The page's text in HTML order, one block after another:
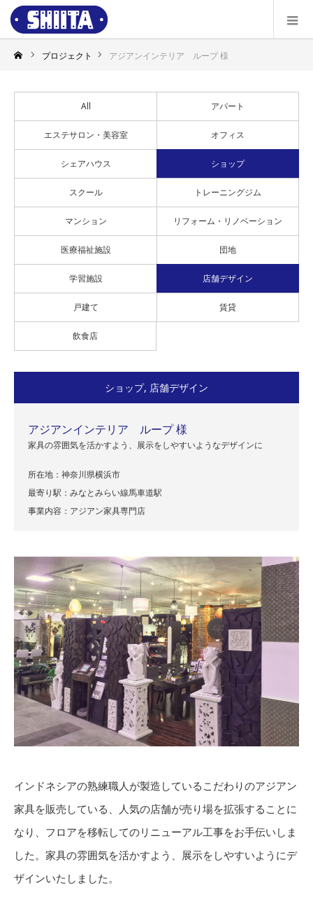
プロジェクト アジアンインテリア ループ 様
All アパート
エステサロン・美容室 オフィス
シェアハウス ショップ
スクール トレーニングジム
マンション リフォーム・リノベーション
医療福祉施設 団地
学習施設 店舗デザイン
戸建て 賃貸
飲食店
ショップ, 店舗デザイン
アジアンインテリア ループ 様
家具の雰囲気を活かすよう、展示をしやすいようなデザインに
所在地：神奈川県横浜市
最寄り駅：みなとみらい線馬車道駅
事業内容：アジアン家具専門店
インドネシアの熟練職人が製造しているこだわりのアジアン
家具を販売している、人気の店舗が売り場を拡張することに
なり、フロアを移転してのリニューアル工事をお手伝いしま
した。家具の雰囲気を活かすよう、展示をしやすいようにデ
ザインいたしました。